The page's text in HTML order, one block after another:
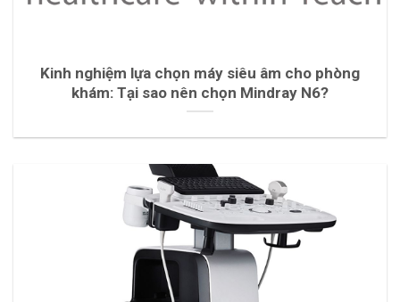
Kinh nghiệm lựa chọn máy siêu âm cho phòng
khám: Tại sao nên chọn Mindray N6?